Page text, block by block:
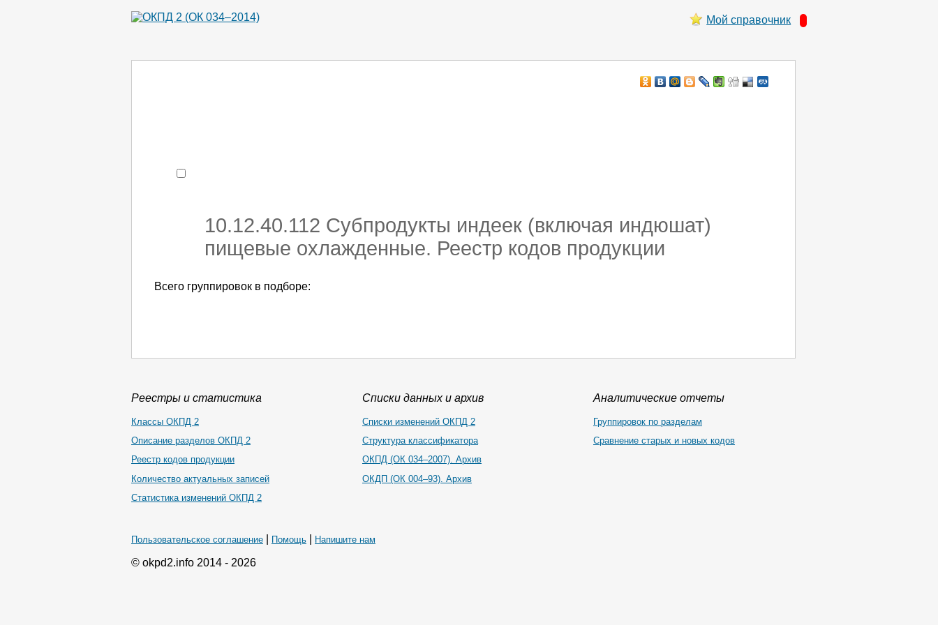
Мой справочник
10.12.40.112 Субпродукты индеек (включая индюшат)
пищевые охлажденные. Реестр кодов продукции
Всего группировок в подборе:
Реестры и статистика
Классы ОКПД 2
Описание разделов ОКПД 2
Реестр кодов продукции
Количество актуальных записей
Статистика изменений ОКПД 2
Списки данных и архив
Списки изменений ОКПД 2
Структура классификатора
ОКПД (ОК 034–2007). Архив
ОКДП (ОК 004–93). Архив
Аналитические отчеты
Группировок по разделам
Сравнение старых и новых кодов
Пользовательское соглашение Помощь Напишите нам
© okpd2.info 2014 - 2026